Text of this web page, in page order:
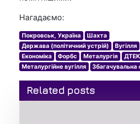
Нагадаємо:
Покровськ, Україна
Шахта
Держава (політичний устрій)
Вугілля
Економіка
Форбс Металургія ДТЕК
Металургійне вугілля
Збагачувальна
Related posts